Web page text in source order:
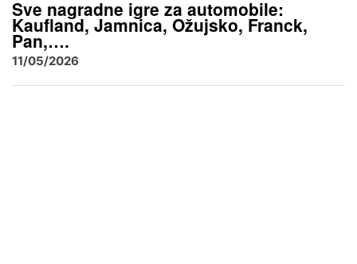
Sve nagradne igre za automobile:
Kaufland, Jamnica, Ožujsko, Franck,
Pan,….
11/05/2026